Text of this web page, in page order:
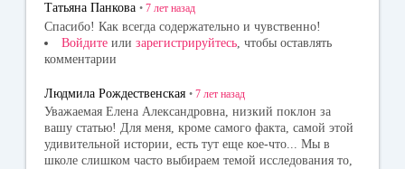
ni
ki
Татьяна Панкова • 7 лет назад
Спасибо! Как всегда содержательно и чувственно!
Войдите или зарегистрируйтесь , чтобы оставлять
комментарии
Людмила Рождественская • 7 лет назад
Уважаемая Елена Александровна, низкий поклон за
вашу статью! Для меня, кроме самого факта, самой этой
удивительной истории, есть тут еще кое-что... Мы в
школе слишком часто выбираем темой исследования то,